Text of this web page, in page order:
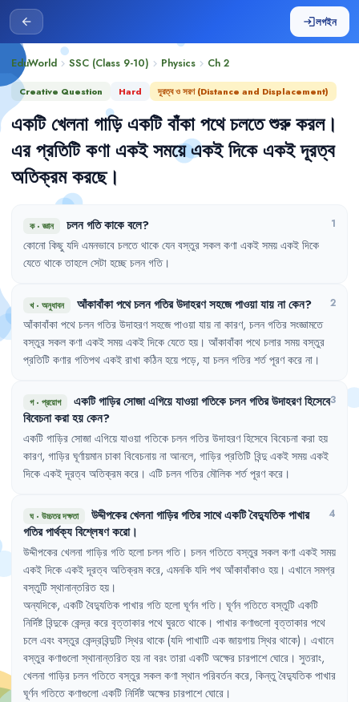
arrow_back loginলগইন
EduWorld chevron_right SSC (Class 9-10) chevron_right Physics chevron_right Ch 2
Creative Question Hard দূরত্ব ও সরণ (Distance and Displacement)
একটি খেলনা গাড়ি একটি বাঁকা পথে চলতে শুরু করল।
এর প্রতিটি কণা একই সময়ে একই দিকে একই দূরত্ব
অতিক্রম করছে।
ক·জ্ঞান চলনগতিকাকেবলে? 1
কোনো কিছু যদি এমনভাবে চলতে থাকে যেন বস্তুর সকল কণা একই সময় একই দিকে
যেতে থাকে তাহলে সেটা হচ্ছে চলন গতি।
খ· অনুধাবন আঁকাবাঁকাপথেচলনগতিরউদাহরণসহজেপাওয়াযায়নাকেন? 2
আঁকাবাঁকা পথে চলন গতির উদাহরণ সহজে পাওয়া যায় না কারণ, চলন গতির সংজ্ঞামতে
বস্তুর সকল কণা একই সময় একই দিকে যেতে হয় । আঁকাবাঁকা পথে চলার সময় বস্তুর
প্রতিটি কণার গতিপথ একই রাখা কঠিন হয়ে পড়ে, যা চলন গতির শর্ত পূরণ করে না ।
গ· প্রয়োগ একটিগাড়িরসোজাএগিয়েযাওয়াগতিকেচলনগতিরউদাহরণহিসেবে
বিবেচনাকরাহয়কেন?
3
একটি গাড়ির সোজা এগিয়ে যাওয়া গতিকে চলন গতির উদাহরণ হিসেবে বিবেচনা করা হয়
কারণ, গাড়ির ঘূর্ণায়মান চাকা বিবেচনায় না আনলে, গাড়ির প্রতিটি বিন্দু একই সময় একই
দিকে একই দূরত্ব অতিক্রম করে । এটি চলন গতির মৌলিক শর্ত পূরণ করে ।
ঘ· উচ্চতর দক্ষতা উদ্দীপকেরখেলনাগাড়িরগতিরসাথেএকটিবৈদ্যুতিকপাখার
গতিরপার্থক্যবিশ্লেষণকরো।
4
উদ্দীপকের খেলনা গাড়ির গতি হলো চলন গতি। চলন গতিতে বস্তুর সকল কণা একই সময়
একই দিকে একই দূরত্ব অতিক্রম করে, এমনকি যদি পথ আঁকাবাঁকাও হয় । এখানে সমগ্র
বস্তুটি স্থানান্তরিত হয় ।
অন্যদিকে, একটি বৈদ্যুতিক পাখার গতি হলো ঘূর্ণন গতি। ঘূর্ণন গতিতে বস্তুটি একটি
নির্দিষ্ট বিন্দুকে কেন্দ্র করে বৃত্তাকার পথে ঘুরতে থাকে । পাখার কণাগুলো বৃত্তাকার পথে
চলে এবং বস্তুর কেন্দ্রবিন্দুটি স্থির থাকে (যদি পাখাটি এক জায়গায় স্থির থাকে) । এখানে
বস্তুর কণাগুলো স্থানান্তরিত হয় না বরং তারা একটি অক্ষের চারপাশে ঘোরে । সুতরাং,
খেলনা গাড়ির চলন গতিতে বস্তুর সকল কণা স্থান পরিবর্তন করে, কিন্তু বৈদ্যুতিক পাখার
ঘূর্ণন গতিতে কণাগুলো একটি নির্দিষ্ট অক্ষের চারপাশে ঘোরে ।